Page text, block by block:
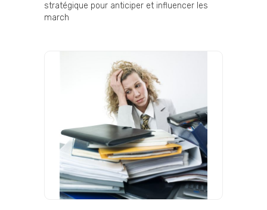
stratégique pour anticiper et influencer les
march